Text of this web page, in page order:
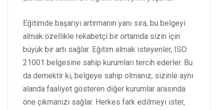
Eğitimde başarıyı artırmanın yanı sıra, bu belgeyi
almak özellikle rekabetçi bir ortamda sizin için
büyük bir artı sağlar. Eğitim almak isteyenler, ISO
21001 belgesine sahip kurumları tercih ederler. Bu
da demektir ki, belgeye sahip olmanız, sizinle aynı
alanda faaliyet gösteren diğer kurumlar arasında
öne çıkmanızı sağlar. Herkes fark edilmeyi ister,